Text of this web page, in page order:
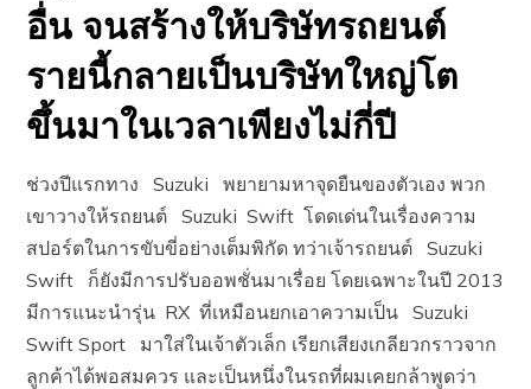
อื่น จนสร้างให้บริษัทรถยนต์
รายนี้กลายเป็นบริษัทใหญ่โต
ขึ้นมาในเวลาเพียงไม่กี่ปี
ช่วงปีแรกทาง Suzuki พยายามหาจุดยืนของตัวเอง พวก
เขาวางให้รถยนต์ Suzuki Swift โดดเด่นในเรื่องความ
สปอร์ตในการขับขี่อย่างเต็มพิกัด ทว่าเจ้ารถยนต์ Suzuki
Swift ก็ยังมีการปรับออพชั่นมาเรื่อย โดยเฉพาะในปี 2013
มีการแนะนำรุ่น RX ที่เหมือนยกเอาความเป็น Suzuki
Swift Sport มาใส่ในเจ้าตัวเล็ก เรียกเสียงเกลียวกราวจาก
ลูกค้าได้พอสมควร และเป็นหนึ่งในรถที่ผมเคยกล้าพูดว่า